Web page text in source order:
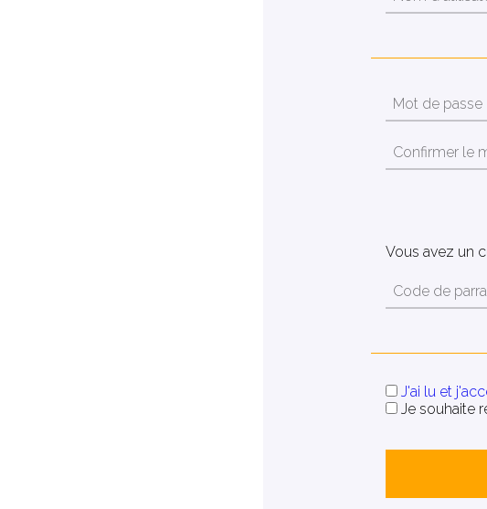
Vous avez un
J'ai lu et
Je souhaite